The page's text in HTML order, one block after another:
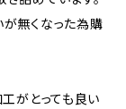
無くなった為購
がとっても良い